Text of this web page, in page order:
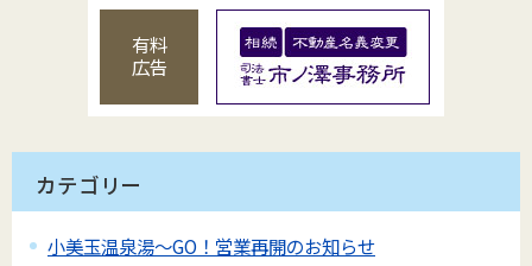
有料
広告
カテゴリー
小美玉温泉湯～GO！営業再開のお知らせ